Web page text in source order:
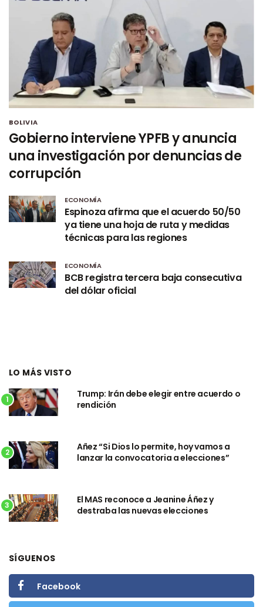
BOLIVIA
Gobierno interviene YPFB y anuncia
una investigación por denuncias de
corrupción
ECONOMÍA
Espinoza afirma que el acuerdo 50/50
ya tiene una hoja de ruta y medidas
técnicas para las regiones
ECONOMÍA
BCB registra tercera baja consecutiva
del dólar oficial
LO MÁS VISTO
1
Trump: Irán debe elegir entre acuerdo o
rendición
2
Añez “Si Dios lo permite, hoy vamos a
lanzar la convocatoria a elecciones”
3
El MAS reconoce a Jeanine Áñez y
destraba las nuevas elecciones
SÍGUENOS
Facebook